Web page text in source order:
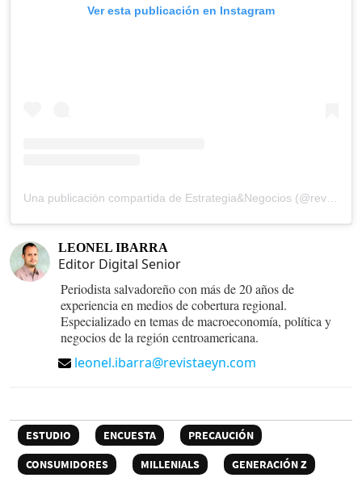
Ver esta publicación en Instagram
LEONEL IBARRA
Editor Digital Senior
Periodista salvadoreño con más de 20 años de
experiencia en medios de cobertura regional.
Especializado en temas de macroeconomía, política y
negocios de la región centroamericana.
leonel.ibarra@revistaeyn.com
ESTUDIO ENCUESTA
PRECAUCIÓN
CONSUMIDORES
MILLENIALS
GENERACIÓN Z